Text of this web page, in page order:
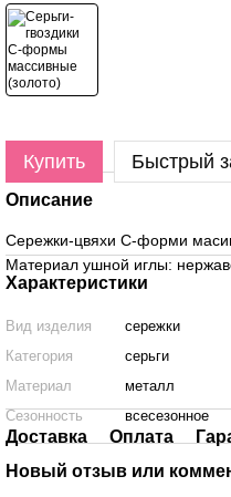
Купить Быстрый
Описание
Сережки-цвяхи С-форми
Материал ушной иглы:
Характеристики
Вид изделия
сережки
Категория
серьги
Материал
металл
Сезонность
всесезонное
Доставка Оплата
Новый отзыв или